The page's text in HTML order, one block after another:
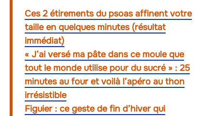
Ces 2 étirements du psoas affinent votre
taille en quelques minutes (résultat
immédiat)
« J’ai versé ma pâte dans ce moule que
tout le monde utilise pour du sucré » : 25
minutes au four et voilà l’apéro au thon
irrésistible
Figuier : ce geste de fin d’hiver qui